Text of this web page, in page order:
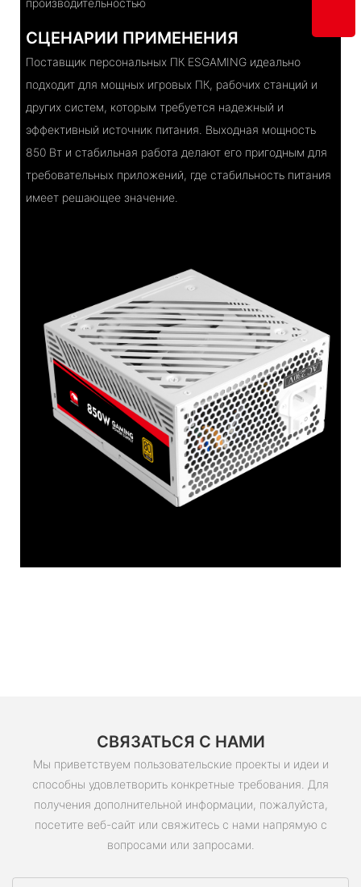
производительностью
СЦЕНАРИИ ПРИМЕНЕНИЯ
Поставщик персональных ПК ESGAMING идеально
подходит для мощных игровых ПК, рабочих станций и
других систем, которым требуется надежный и
эффективный источник питания. Выходная мощность
850 Вт и стабильная работа делают его пригодным для
требовательных приложений, где стабильность питания
имеет решающее значение.
СВЯЗАТЬСЯ С НАМИ
Мы приветствуем пользовательские проекты и идеи и
способны удовлетворить конкретные требования. Для
получения дополнительной информации, пожалуйста,
посетите веб-сайт или свяжитесь с нами напрямую с
вопросами или запросами.